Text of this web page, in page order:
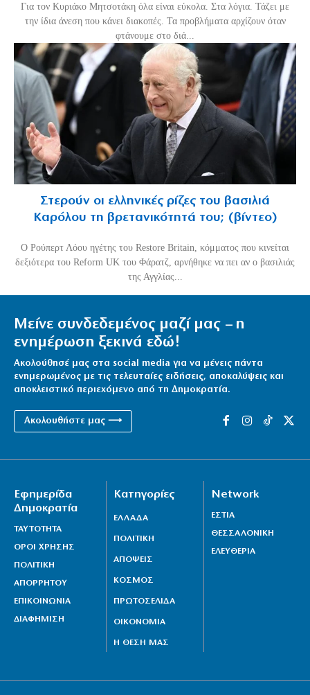
Για τον Κυριάκο Μητσοτάκη όλα είναι εύκολα. Στα λόγια. Τάζει με
την ίδια άνεση που κάνει διακοπές. Τα προβλήματα αρχίζουν όταν
φτάνουμε στο διά...
Στερούν οι ελληνικές ρίζες του βασιλιά
Καρόλου τη βρετανικότητά του; (βίντεο)
O Ρούπερτ Λόου ηγέτης του Restore Britain, κόμματος που κινείται
δεξιότερα του Reform UK του Φάρατζ, αρνήθηκε να πει αν ο βασιλιάς
της Αγγλίας...
Μείνε συνδεδεμένος μαζί μας – η
ενημέρωση ξεκινά εδώ!
Ακολούθησέ μας στα social media για να μένεις πάντα
ενημερωμένος με τις τελευταίες ειδήσεις, αποκαλύψεις και
αποκλειστικό περιεχόμενο από τη Δημοκρατία.
Ακολουθήστε μας ⟶
Εφημερίδα
Δημοκρατία
ΤΑΥΤΟΤΗΤΑ
ΟΡΟΙ ΧΡΗΣΗΣ
ΠΟΛΙΤΙΚΗ
ΑΠΟΡΡΗΤΟΥ
ΕΠΙΚΟΙΝΩΝΙΑ
ΔΙΑΦΗΜΙΣΗ
Κατηγορίες
ΕΛΛΑΔΑ
ΠΟΛΙΤΙΚΗ
ΑΠΟΨΕΙΣ
ΚΟΣΜΟΣ
ΠΡΩΤΟΣΕΛΙΔΑ
ΟΙΚΟΝΟΜΙΑ
Η ΘΕΣΗ ΜΑΣ
Network
ΕΣΤΙΑ
ΘΕΣΣΑΛΟΝΙΚΗ
ΕΛΕΥΘΕΡΙΑ